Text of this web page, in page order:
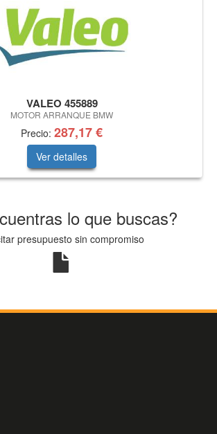
VALEO 455889
MOTOR ARRANQUE BMW
Precio: 287,17 €
Ver detalles
lo que buscas?
presupuesto sin compromiso